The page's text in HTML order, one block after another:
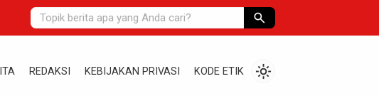
search
REDAKSI KEBIJAKAN PRIVASI KODE ETIK light_mode